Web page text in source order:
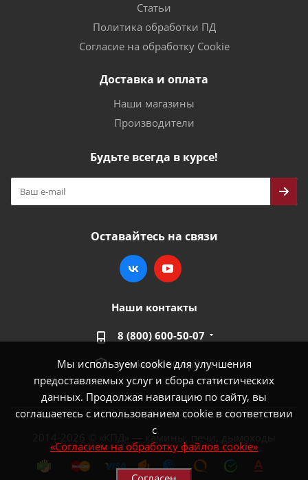
Мы используем cookie для улучшения
предоставляемых услуг и сбора статистических
данных. Продолжая навигацию по сайту, вы
соглашаетесь с использованием cookie в соответствии
с
«Согласием на обработку файлов cookie»
Статьи
Политика обработки ПД
Согласие на обработку Cookie
Доставка и оплата
Наши магазины
Производители
Будьте всегда в курсе!
Оставайтесь на связи
Наши контакты
8 (800) 600-50-07
market@100-kpd.ru
2014-2026 © «КПД» — камины, печи, дымоходы